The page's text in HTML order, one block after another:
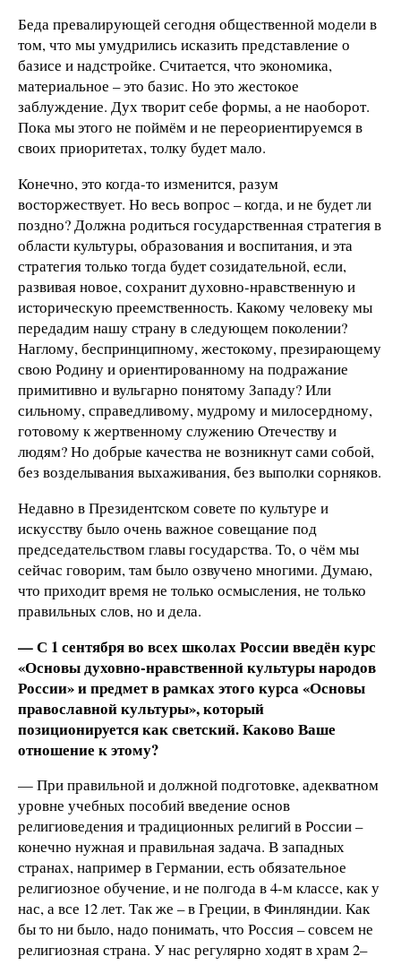
Беда превалирующей сегодня общественной модели в
том, что мы умудрились исказить представление о
базисе и надстройке. Считается, что экономика,
материальное – это базис. Но это жестокое
заблуждение. Дух творит себе формы, а не наоборот.
Пока мы этого не поймём и не переориентируемся в
своих приоритетах, толку будет мало.
Конечно, это когда-то изменится, разум
восторжествует. Но весь вопрос – когда, и не будет ли
поздно? Должна родиться государственная стратегия в
области культуры, образования и воспитания, и эта
стратегия только тогда будет созидательной, если,
развивая новое, сохранит духовно-нравственную и
историческую преемственность. Какому человеку мы
передадим нашу страну в следующем поколении?
Наглому, беспринципному, жестокому, презирающему
свою Родину и ориентированному на подражание
примитивно и вульгарно понятому Западу? Или
сильному, справедливому, мудрому и милосердному,
готовому к жертвенному служению Отечеству и
людям? Но добрые качества не возникнут сами собой,
без возделывания выхаживания, без выполки сорняков.
Недавно в Президентском совете по культуре и
искусству было очень важное совещание под
председательством главы государства. То, о чём мы
сейчас говорим, там было озвучено многими. Думаю,
что приходит время не только осмысления, не только
правильных слов, но и дела.
— С 1 сентября во всех школах России введён курс
«Основы духовно-нравственной культуры народов
России» и предмет в рамках этого курса «Основы
православной культуры», который
позиционируется как светский. Каково Ваше
отношение к этому?
— При правильной и должной подготовке, адекватном
уровне учебных пособий введение основ
религиоведения и традиционных религий в России –
конечно нужная и правильная задача. В западных
странах, например в Германии, есть обязательное
религиозное обучение, и не полгода в 4-м классе, как у
нас, а все 12 лет. Так же – в Греции, в Финляндии. Как
бы то ни было, надо понимать, что Россия – совсем не
религиозная страна. У нас регулярно ходят в храм 2–